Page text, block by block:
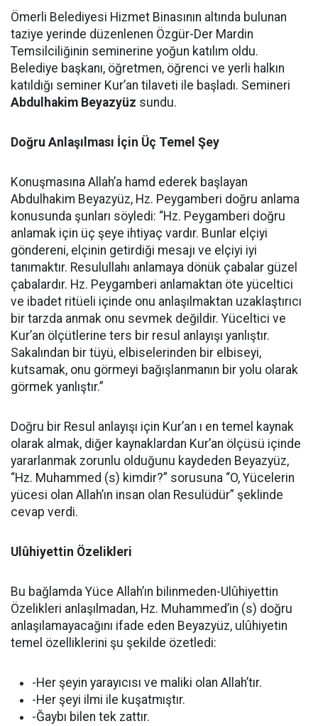
Ömerli Belediyesi Hizmet Binasının altında bulunan
taziye yerinde düzenlenen Özgür-Der Mardin
Temsilciliğinin seminerine yoğun katılım oldu.
Belediye başkanı, öğretmen, öğrenci ve yerli halkın
katıldığı seminer Kur’an tilaveti ile başladı. Semineri
Abdulhakim Beyazyüz sundu.
Doğru Anlaşılması İçin Üç Temel Şey
Konuşmasına Allah’a hamd ederek başlayan
Abdulhakim Beyazyüz, Hz. Peygamberi doğru anlama
konusunda şunları söyledi: “Hz. Peygamberi doğru
anlamak için üç şeye ihtiyaç vardır. Bunlar elçiyi
göndereni, elçinin getirdiği mesajı ve elçiyi iyi
tanımaktır. Resulullahı anlamaya dönük çabalar güzel
çabalardır. Hz. Peygamberi anlamaktan öte yüceltici
ve ibadet ritüeli içinde onu anlaşılmaktan uzaklaştırıcı
bir tarzda anmak onu sevmek değildir. Yüceltici ve
Kur’an ölçütlerine ters bir resul anlayışı yanlıştır.
Sakalından bir tüyü, elbiselerinden bir elbiseyi,
kutsamak, onu görmeyi bağışlanmanın bir yolu olarak
görmek yanlıştır.”
Doğru bir Resul anlayışı için Kur’an ı en temel kaynak
olarak almak, diğer kaynaklardan Kur’an ölçüsü içinde
yararlanmak zorunlu olduğunu kaydeden Beyazyüz,
“Hz. Muhammed (s) kimdir?” sorusuna “O, Yücelerin
yücesi olan Allah’ın insan olan Resulüdür” şeklinde
cevap verdi.
Ulûhiyettin Özelikleri
Bu bağlamda Yüce Allah’ın bilinmeden-Ulûhiyettin
Özelikleri anlaşılmadan, Hz. Muhammed’in (s) doğru
anlaşılamayacağını ifade eden Beyazyüz, ulûhiyetin
temel özelliklerini şu şekilde özetledi:
-Her şeyin yarayıcısı ve maliki olan Allah’tır.
-Her şeyi ilmi ile kuşatmıştır.
-Ğaybı bilen tek zattır.